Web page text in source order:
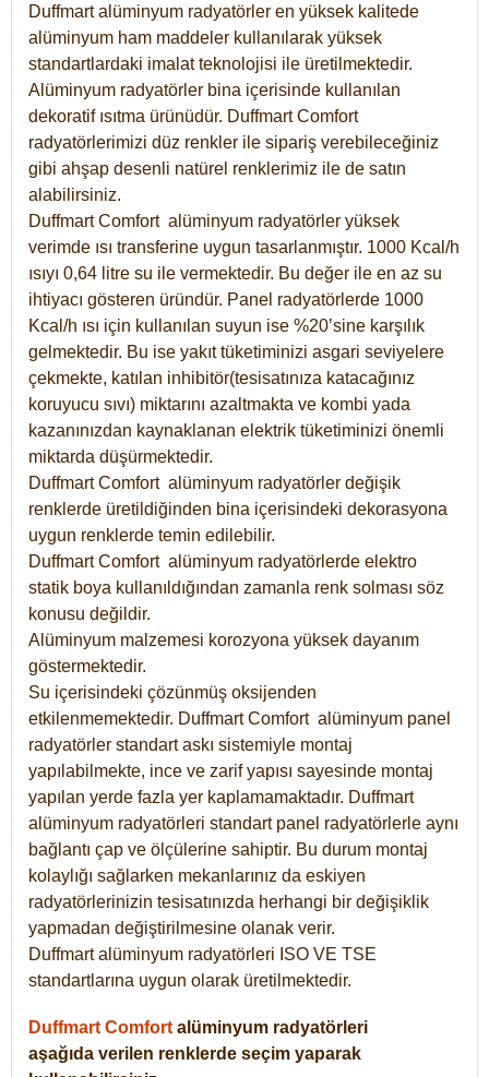
Duffmart alüminyum radyatörler en yüksek kalitede
alüminyum ham maddeler kullanılarak yüksek
standartlardaki imalat teknolojisi ile üretilmektedir.
Alüminyum radyatörler bina içerisinde kullanılan
dekoratif ısıtma ürünüdür. Duffmart Comfort
radyatörlerimizi düz renkler ile sipariş verebileceğiniz
gibi ahşap desenli natürel renklerimiz ile de satın
alabilirsiniz.
Duffmart Comfort alüminyum radyatörler yüksek
verimde ısı transferine uygun tasarlanmıştır. 1000 Kcal/h
ısıyı 0,64 litre su ile vermektedir. Bu değer ile en az su
ihtiyacı gösteren üründür. Panel radyatörlerde 1000
Kcal/h ısı için kullanılan suyun ise %20’sine karşılık
gelmektedir. Bu ise yakıt tüketiminizi asgari seviyelere
çekmekte, katılan inhibitör(tesisatınıza katacağınız
koruyucu sıvı) miktarını azaltmakta ve kombi yada
kazanınızdan kaynaklanan elektrik tüketiminizi önemli
miktarda düşürmektedir.
Duffmart Comfort alüminyum radyatörler değişik
renklerde üretildiğinden bina içerisindeki dekorasyona
uygun renklerde temin edilebilir.
DuffmartComfort alüminyum radyatörlerde elektro
statik boya kullanıldığından zamanla renk solması söz
konusu değildir.
Alüminyum malzemesi korozyona yüksek dayanım
göstermektedir.
Su içerisindeki çözünmüş oksijenden
etkilenmemektedir. DuffmartComfort alüminyum panel
radyatörler standart askı sistemiyle montaj
yapılabilmekte, ince ve zarif yapısı sayesinde montaj
yapılan yerde fazla yer kaplamamaktadır. Duffmart
alüminyum radyatörleri standart panel radyatörlerle aynı
bağlantı çap ve ölçülerine sahiptir. Bu durum montaj
kolaylığı sağlarken mekanlarınız da eskiyen
radyatörlerinizin tesisatınızda herhangi bir değişiklik
yapmadan değiştirilmesine olanak verir.
Duffmart alüminyum radyatörleri ISO VE TSE
standartlarına uygun olarak üretilmektedir.
Duffmart Comfort alüminyum radyatörleri
aşağıda verilen renklerde seçim yaparak